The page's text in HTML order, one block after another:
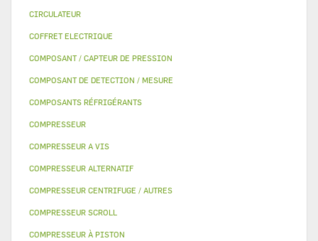
CIRCULATEUR
COFFRET ELECTRIQUE
COMPOSANT / CAPTEUR DE PRESSION
COMPOSANT DE DETECTION / MESURE
COMPOSANTS RÉFRIGÉRANTS
COMPRESSEUR
COMPRESSEUR A VIS
COMPRESSEUR ALTERNATIF
COMPRESSEUR CENTRIFUGE / AUTRES
COMPRESSEUR SCROLL
COMPRESSEUR À PISTON